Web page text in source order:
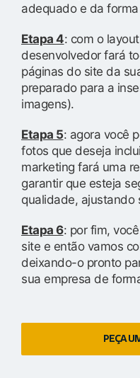
adequado e da
Etapa 4: com o
desenvolvedor fará
páginas do site da
preparado para a
imagens).
Etapa 5: agora você
fotos que deseja
marketing fará uma
garantir que esteja
qualidade, ajustando
Etapa 6: por fim,
site e então vamos
deixando-o pronto
sua empresa de
PEÇA